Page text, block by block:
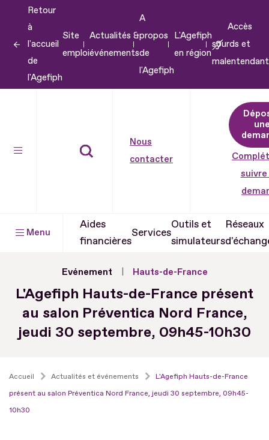
contenu
Retour
à
l'accueil
de
l'Agefiph
Site
emploi
Actualités &
événements
A
propos
de
l'Agefiph
L'Agefiph
en région
Accès
sourds et
Nous
contacter
suivre
Menu
Aides
financières
Services
Outils et
simulateurs
Réseaux
Evénement Hauts-de-France
L'Agefiph Hauts-de-France présent
au salon Préventica Nord France,
jeudi 30 septembre, 09h45-10h30
Accueil Actualités et événements
L'Agefiph Hauts-de-France
présent au salon Préventica Nord France, jeudi 30 septembre, 09h45-
10h30